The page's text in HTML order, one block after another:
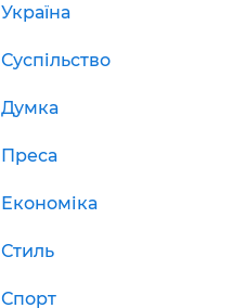
Україна
Суспільство
Думка
Преса
Економіка
Стиль
Спорт